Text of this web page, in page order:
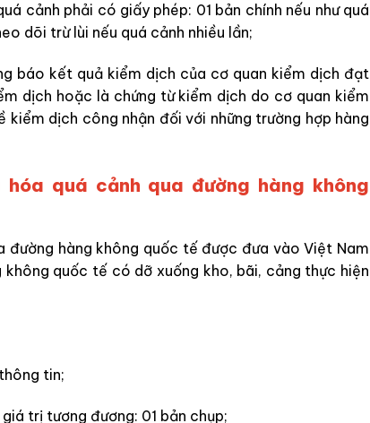
cảnh phải có giấy phép: 01 bản chính nếu như quá
dõi trừ lùi nếu quá cảnh nhiều lần;
báo kết quả kiểm dịch của cơ quan kiểm dịch đạt
dịch hoặc là chứng từ kiểm dịch do cơ quan kiểm
dịch công nhận đối với những trường hợp hàng
quá cảnh qua đường hàng không
đường hàng không quốc tế được đưa vào Việt Nam
quốc tế có dỡ xuống kho, bãi, cảng thực hiện
tin;
trị tương đương: 01 bản chụp;